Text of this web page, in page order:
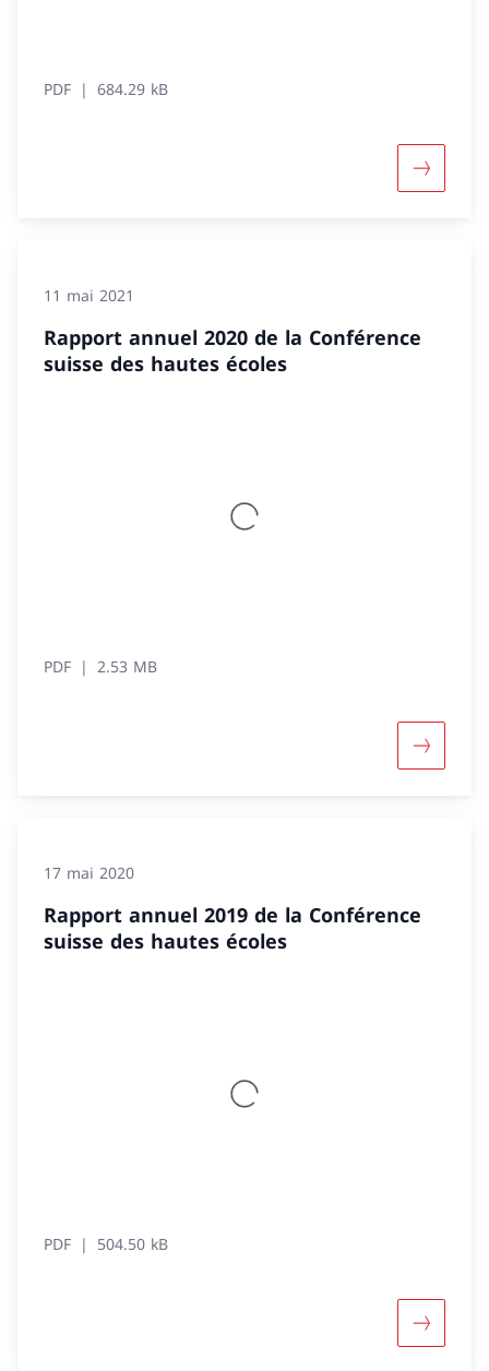
PDF 684.29 kB
11 mai 2021
Rapport annuel 2020 de la Conférence
suisse des hautes écoles
PDF 2.53 MB
17 mai 2020
Rapport annuel 2019 de la Conférence
suisse des hautes écoles
PDF 504.50 kB